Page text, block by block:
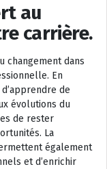
au
carrière.
changement dans
En
de
évolutions du
de rester
La
également
et d’enrichir